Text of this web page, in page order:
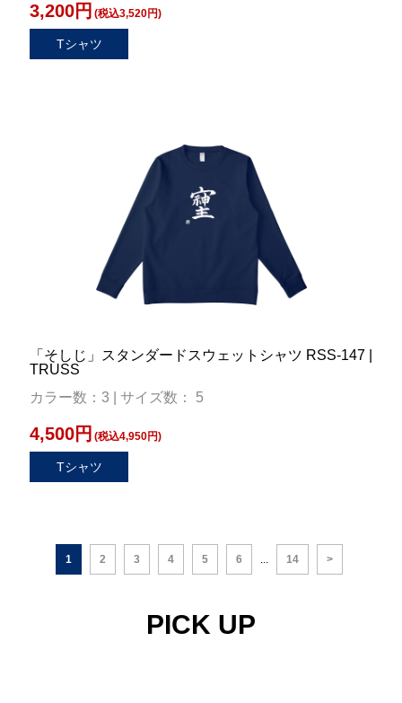
3,200円 (税込3,520円)
Tシャツ
「そしじ」スタンダードスウェットシャツ RSS-147 |
TRUSS
カラー数：3 | サイズ数： 5
4,500円 (税込4,950円)
Tシャツ
1 2 3 4 5 6 ... 14 >
PICK UP